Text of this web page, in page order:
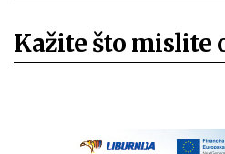
Kažite što mislite